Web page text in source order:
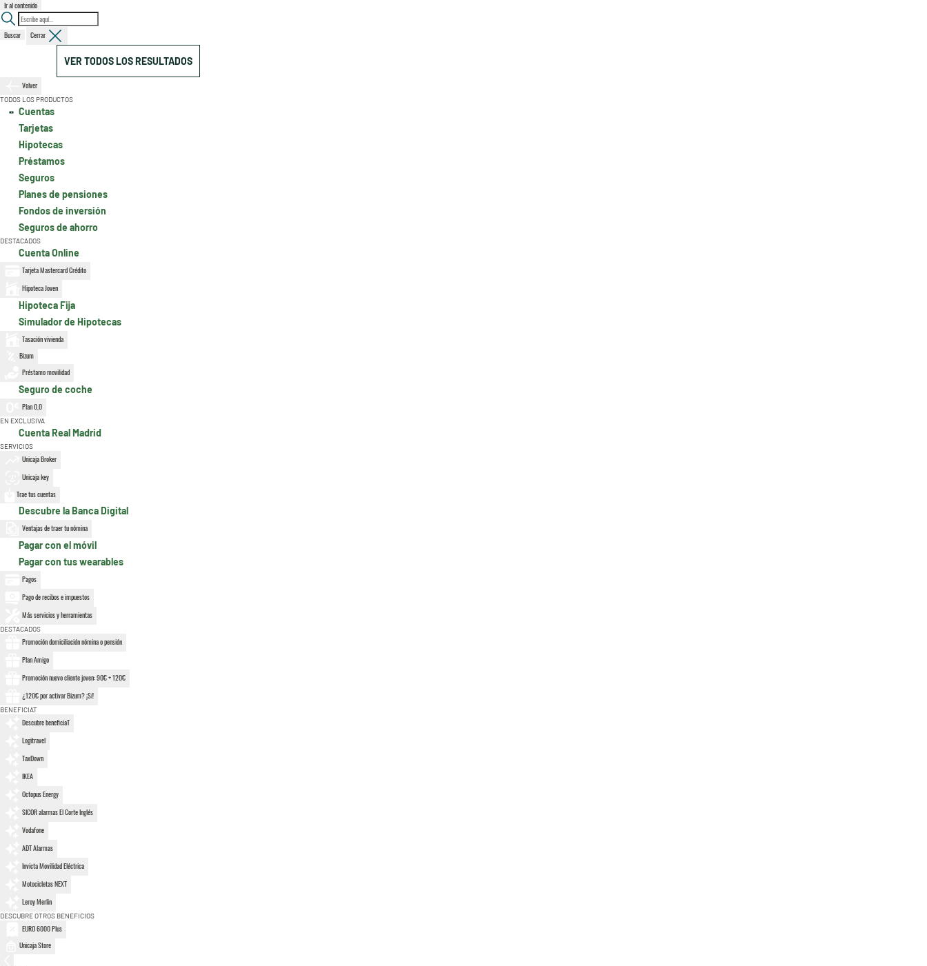
Ir al contenido
Buscar Cerrar
VER TODOS LOS RESULTADOS
Volver
TODOS LOS PRODUCTOS
Cuentas
Tarjetas
Hipotecas
Préstamos
Seguros
Planes de pensiones
Fondos de inversión
Seguros de ahorro
DESTACADOS
Cuenta Online
Tarjeta Mastercard Crédito
Hipoteca Joven
Hipoteca Fija
Simulador de Hipotecas
Tasación vivienda
Bizum
Préstamo movilidad
Seguro de coche
Plan 0,0
EN EXCLUSIVA
Cuenta Real Madrid
SERVICIOS
Unicaja Broker
Unicaja key
Trae tus cuentas
Descubre la Banca Digital
Ventajas de traer tu nómina
Pagar con el móvil
Pagar con tus wearables
Pagos
Pago de recibos e impuestos
Más servicios y herramientas
DESTACADOS
Promoción domiciliación nómina o pensión
Plan Amigo
Promoción nuevo cliente joven: 90€ + 120€
¿120€ por activar Bizum? ¡Sí!
BENEFICIAT
Descubre beneficiaT
Logitravel
TaxDown
IKEA
Octopus Energy
SICOR alarmas El Corte Inglés
Vodafone
ADT Alarmas
Invicta Movilidad Eléctrica
Motocicletas NEXT
Leroy Merlin
DESCUBRE OTROS BENEFICIOS
EURO 6000 Plus
Unicaja Store